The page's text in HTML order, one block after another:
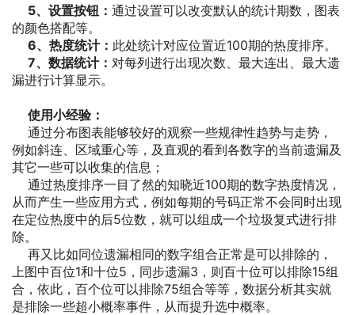
5、设置按钮： 通过设置可以改变默认的统计期数，图表
的颜色搭配等。
6、热度统计： 此处统计对应位置近100期的热度排序。
7、数据统计： 对每列进行出现次数、最大连出、最大遗
漏进行计算显示。
使用小经验：
通过分布图表能够较好的观察一些规律性趋势与走势，
例如斜连、区域重心等，及直观的看到各数字的当前遗漏及
其它一些可以收集的信息；
通过热度排序一目了然的知晓近100期的数字热度情况，
从而产生一些应用方式，例如每期的号码正常不会同时出现
在定位热度中的后5位数，就可以组成一个垃圾复式进行排
除。
再又比如同位遗漏相同的数字组合正常是可以排除的，
上图中百位1和十位5，同步遗漏3，则百十位可以排除15组
合，依此，百个位可以排除75组合等等，数据分析其实就
是排除一些超小概率事件，从而提升选中概率。